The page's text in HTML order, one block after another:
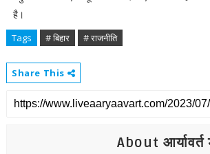
है।
Tags # बिहार # राजनीति
Share This
About